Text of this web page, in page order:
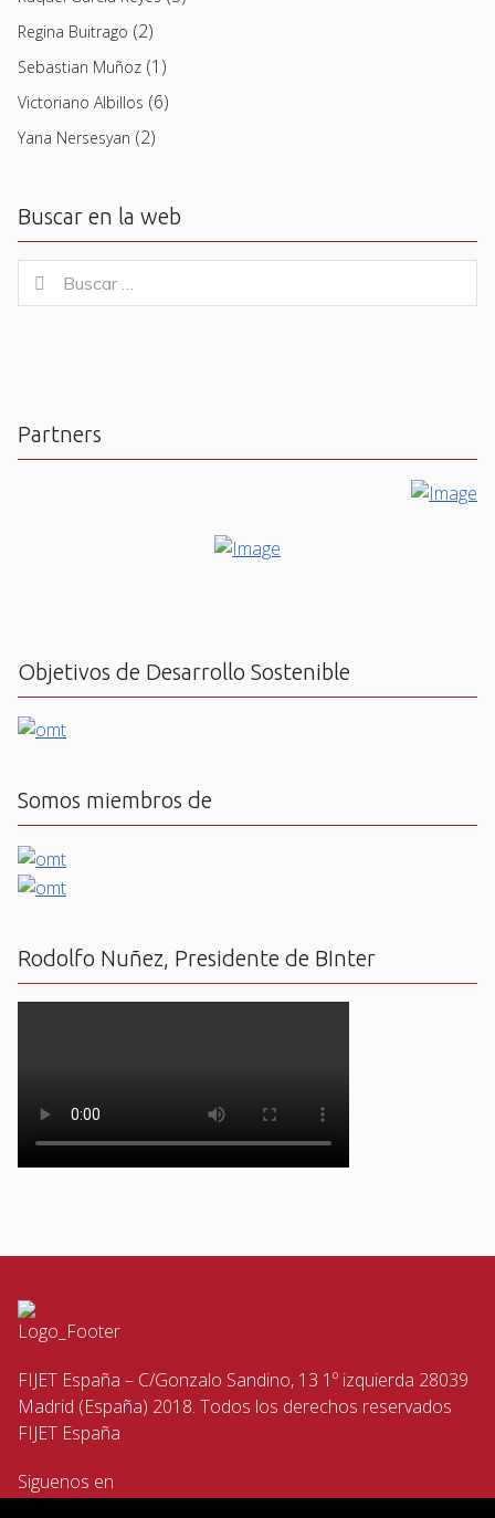
Regina Buitrago (2)
Sebastian Muñoz (1)
Victoriano Albillos (6)
Yana Nersesyan (2)
Buscar en la web
for:
Buscar
Partners
Objetivos de Desarrollo Sostenible
Somos miembros de
Rodolfo Nuñez, Presidente de BInter
FIJET España – C/Gonzalo Sandino, 13 1º izquierda 28039
Madrid (España) 2018. Todos los derechos reservados
FIJET España
Siguenos en